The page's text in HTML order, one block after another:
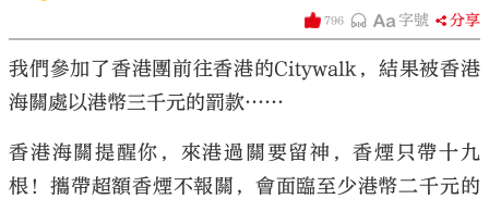
796 字號 分享
我們參加了香港團前往香港的Citywalk，結果被香港
海關處以港幣三千元的罰款……
香港海關提醒你，來港過關要留神，香煙只帶十九
根！攜帶超額香煙不報關，會面臨至少港幣二千元的